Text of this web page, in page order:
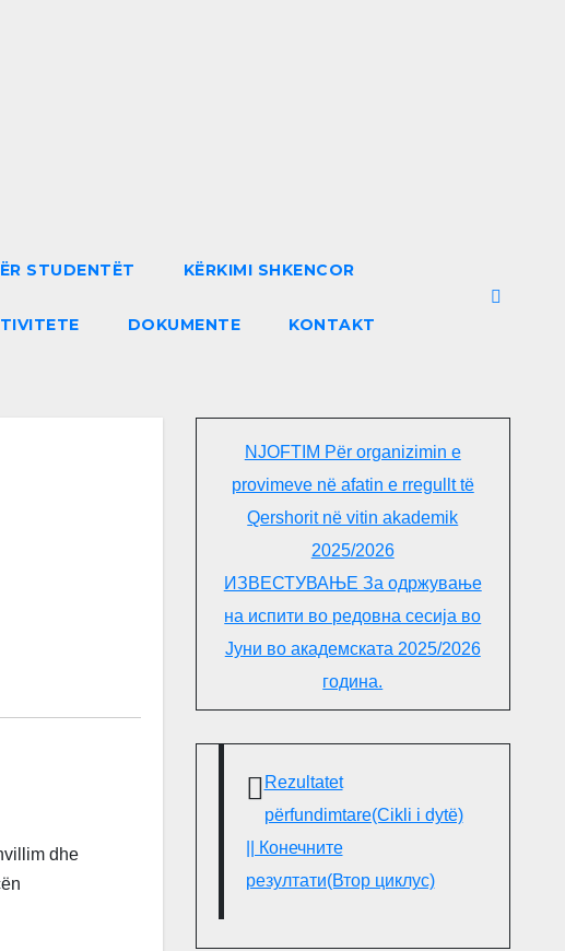
STUDENTËT KËRKIMI SHKENCOR
DOKUMENTE KONTAKT
dhe
NJOFTIM Për organizimin e
provimeve në afatin e rregullt të
Qershorit në vitin akademik
2025/2026
ИЗВЕСТУВАЊЕ За одржување
на испити во редовна сесија во
Јуни во академската 2025/2026
година.
Rezultatet
përfundimtare(Cikli i dytë)
|| Конечните
резултати(Втор циклус)